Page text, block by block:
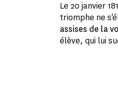
Le 20 janvier
triomphe ne
assises de la
élève, qui lui